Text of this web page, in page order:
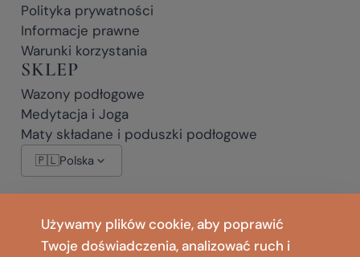
Używamy plików cookie, aby poprawić
Twoje doświadczenia, analizować ruch i
Polityka prywatności
Informacje prawne
Warunki korzystania
SKLEP
Wazony podłogowe
Medytacja i Joga
Maty składane i poduszki podłogowe
🇵🇱Polska
* Linki partnerskie: jeśli klikniesz link oznaczony * i dokonasz zakupu,
możemy otrzymać niewielką prowizję bez żadnych dodatkowych
kosztów dla Ciebie.